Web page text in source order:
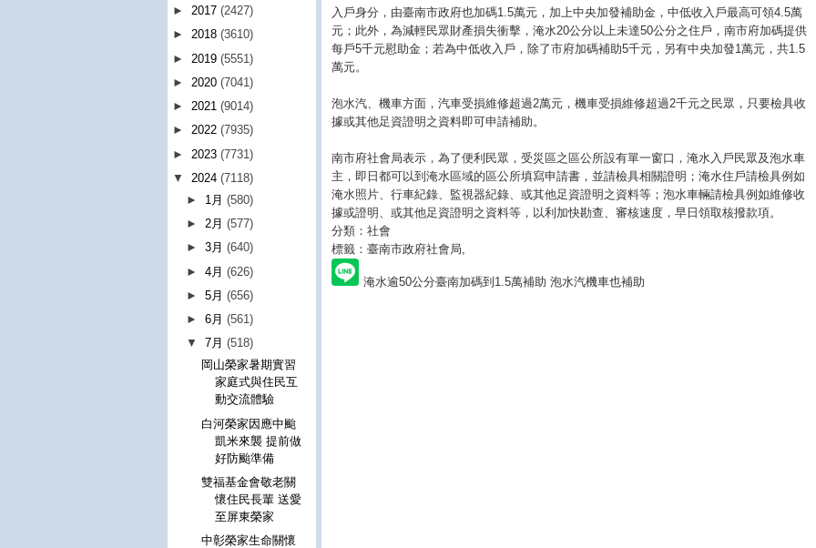
入戶身分，由臺南市政府也加碼1.5萬元，加上中央加發補助金，中低收入戶最高可領4.5萬
元；此外，為減輕民眾財產損失衝擊，淹水20公分以上未達50公分之住戶，南市府加碼提供
每戶5千元慰助金；若為中低收入戶，除了市府加碼補助5千元，另有中央加發1萬元，共1.5
萬元。
泡水汽、機車方面，汽車受損維修超過2萬元，機車受損維修超過2千元之民眾，只要檢具收
據或其他足資證明之資料即可申請補助。
南市府社會局表示，為了便利民眾，受災區之區公所設有單一窗口，淹水入戶民眾及泡水車
主，即日都可以到淹水區域的區公所填寫申請書，並請檢具相關證明；淹水住戶請檢具例如
淹水照片、行車紀錄、監視器紀錄、或其他足資證明之資料等；泡水車輛請檢具例如維修收
據或證明、或其他足資證明之資料等，以利加快勘查、審核速度，早日領取核撥款項。
分類：社會
標籤：臺南市政府社會局
淹水逾50公分臺南加碼到1.5萬補助 泡水汽機車也補助
► 2017 (2427)
► 2018 (3610)
► 2019 (5551)
► 2020 (7041)
► 2021 (9014)
► 2022 (7935)
► 2023 (7731)
▼ 2024 (7118)
► 1月(580)
►2月(577)
►3月(640)
►4月(626)
►5月(656)
►6月(561)
▼7月(518)
岡山榮家暑期實習
家庭式與住民互
動交流體驗
白河榮家因應中颱
凱米來襲 提前做
好防颱準備
雙福基金會敬老關
懷住民長輩 送愛
至屏東榮家
中彰榮家生命關懷